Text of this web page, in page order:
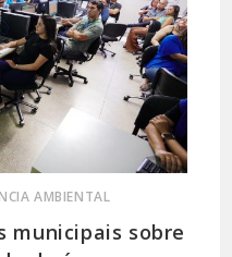
AMBIENTAL
municipais sobre